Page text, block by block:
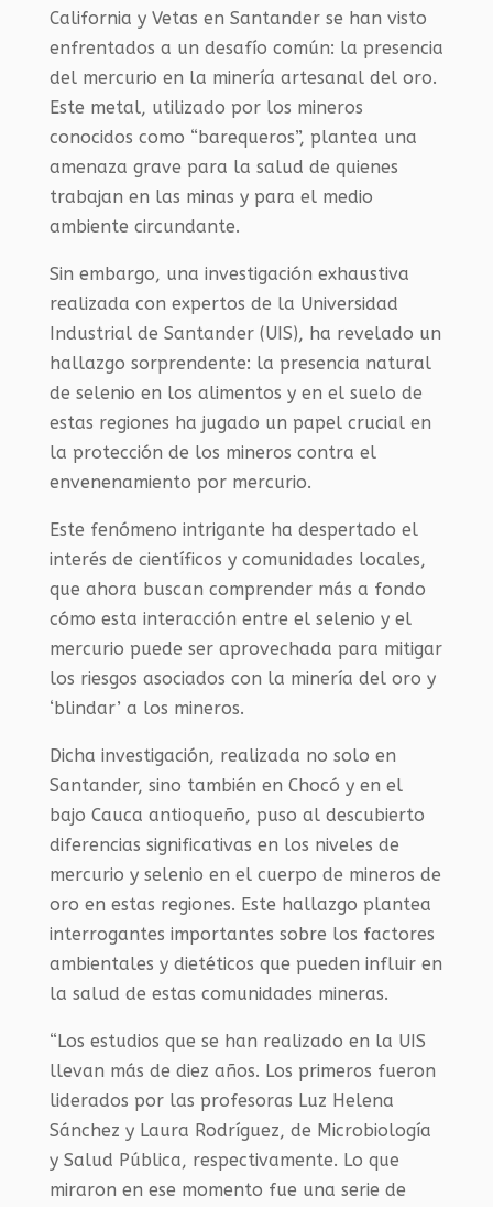
California y Vetas en Santander se han visto
enfrentados a un desafío común: la presencia
del mercurio en la minería artesanal del oro.
Este metal, utilizado por los mineros
conocidos como “barequeros”, plantea una
amenaza grave para la salud de quienes
trabajan en las minas y para el medio
ambiente circundante.
Sin embargo, una investigación exhaustiva
realizada con expertos de la Universidad
Industrial de Santander (UIS), ha revelado un
hallazgo sorprendente: la presencia natural
de selenio en los alimentos y en el suelo de
estas regiones ha jugado un papel crucial en
la protección de los mineros contra el
envenenamiento por mercurio.
Este fenómeno intrigante ha despertado el
interés de científicos y comunidades locales,
que ahora buscan comprender más a fondo
cómo esta interacción entre el selenio y el
mercurio puede ser aprovechada para mitigar
los riesgos asociados con la minería del oro y
‘blindar’ a los mineros.
Dicha investigación, realizada no solo en
Santander, sino también en Chocó y en el
bajo Cauca antioqueño, puso al descubierto
diferencias significativas en los niveles de
mercurio y selenio en el cuerpo de mineros de
oro en estas regiones. Este hallazgo plantea
interrogantes importantes sobre los factores
ambientales y dietéticos que pueden influir en
la salud de estas comunidades mineras.
“Los estudios que se han realizado en la UIS
llevan más de diez años. Los primeros fueron
liderados por las profesoras Luz Helena
Sánchez y Laura Rodríguez, de Microbiología
y Salud Pública, respectivamente. Lo que
miraron en ese momento fue una serie de